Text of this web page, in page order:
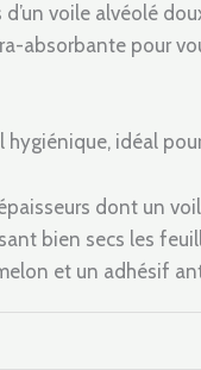
voile alvéolé
absorbante pour
idéal
dont un
bien secs les
et un adhésif